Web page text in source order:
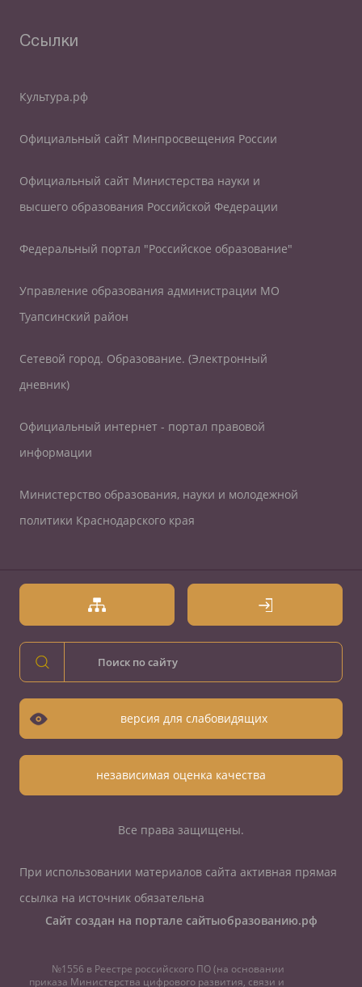
Ссылки
Культура.рф
Официальный сайт Минпросвещения России
Официальный сайт Министерства науки и
высшего образования Российской Федерации
Федеральный портал "Российское образование"
Управление образования администрации МО
Туапсинский район
Сетевой город. Образование. (Электронный
дневник)
Официальный интернет - портал правовой
информации
Министерство образования, науки и молодежной
политики Краснодарского края
версия для слабовидящих
независимая оценка качества
Все права защищены.
При использовании материалов сайта активная прямая
ссылка на источник обязательна
Сайт создан на портале сайтыобразованию.рф
№1556 в Реестре российского ПО (на основании
приказа Министерства цифрового развития, связи и